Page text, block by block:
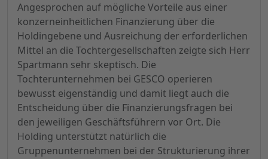
Angesprochen auf mögliche Vorteile aus einer
konzerneinheitlichen Finanzierung über die
Holdingebene und Ausreichung der erforderlichen
Mittel an die Tochtergesellschaften zeigte sich Herr
Spartmann sehr skeptisch. Die
Tochterunternehmen bei GESCO operieren
bewusst eigenständig und damit liegt auch die
Entscheidung über die Finanzierungsfragen bei
den jeweiligen Geschäftsführern vor Ort. Die
Holding unterstützt natürlich die
Gruppenunternehmen bei der Strukturierung ihrer